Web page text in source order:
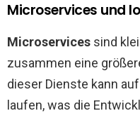
Microservices und
Microservices sind
zusammen eine
dieser Dienste kann
laufen, was die